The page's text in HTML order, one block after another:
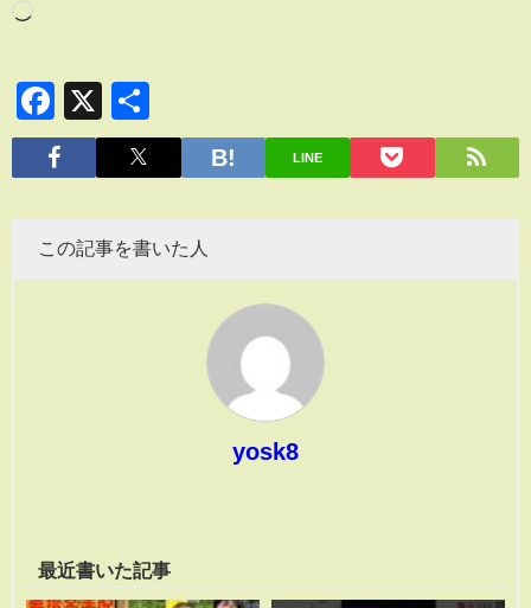
Facebook
X
有
LINE
この記事を書いた人
yosk8
最近書いた記事